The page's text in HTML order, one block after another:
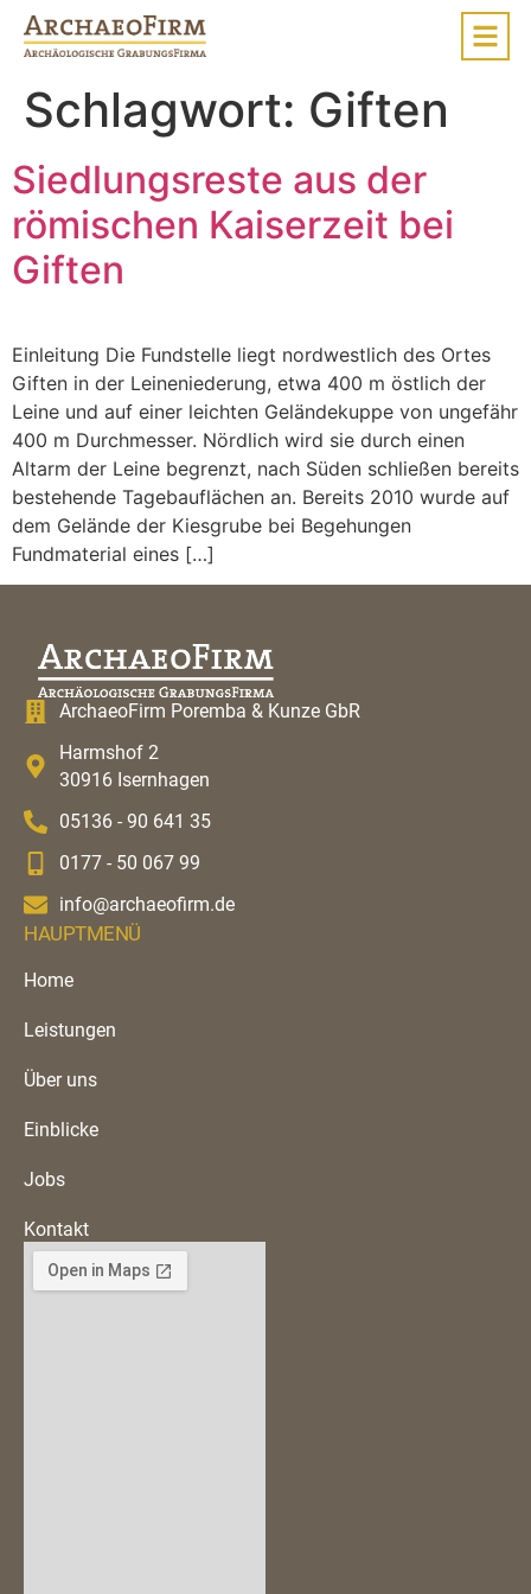
Schlagwort: Giften
Siedlungsreste aus der
römischen Kaiserzeit bei
Giften
Einleitung Die Fundstelle liegt nordwestlich des Ortes
Giften in der Leineniederung, etwa 400 m östlich der
Leine und auf einer leichten Geländekuppe von ungefähr
400 m Durchmesser. Nördlich wird sie durch einen
Altarm der Leine begrenzt, nach Süden schließen bereits
bestehende Tagebauflächen an. Bereits 2010 wurde auf
dem Gelände der Kiesgrube bei Begehungen
Fundmaterial eines […]
ArchaeoFirm Poremba & Kunze GbR
Harmshof 2
30916 Isernhagen
05136 - 90 641 35
0177 - 50 067 99
info@archaeofirm.de
HAUPTMENÜ
Home
Leistungen
Über uns
Einblicke
Jobs
Kontakt